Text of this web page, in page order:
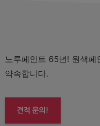
노루페인트 65년! 원색페
약속합니다.
견적 문의!